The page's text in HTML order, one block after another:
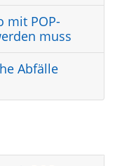
mit POP-
muss
Abfälle